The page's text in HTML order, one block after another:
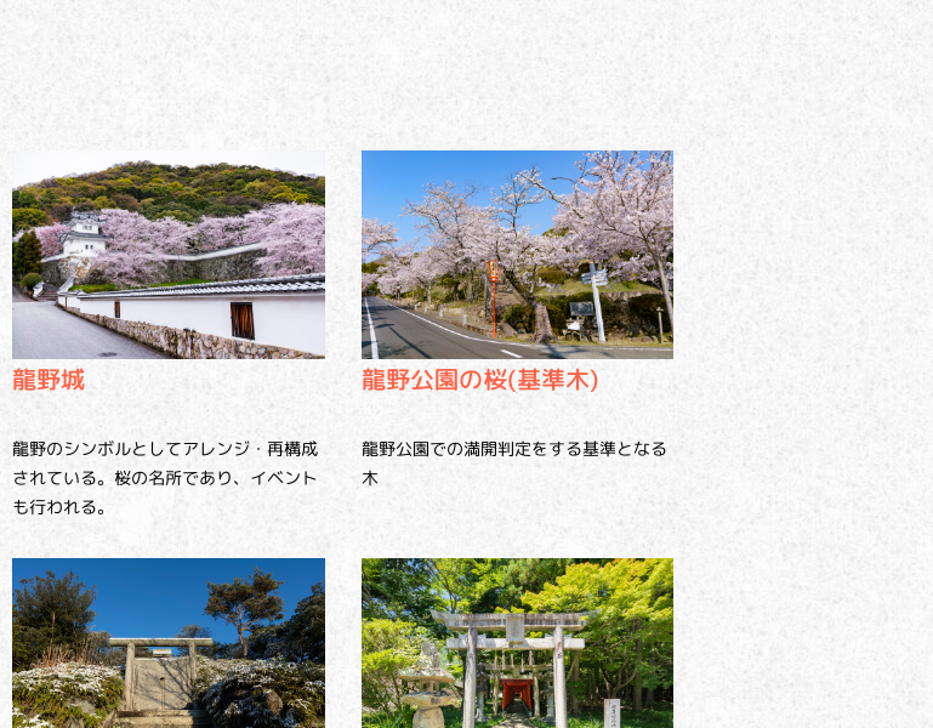
龍野城
龍野のシンボルとしてアレンジ・再構成
されている。桜の名所であり、イベント
も行われる。
龍野公園の桜(基準木)
龍野公園での満開判定をする基準となる
木